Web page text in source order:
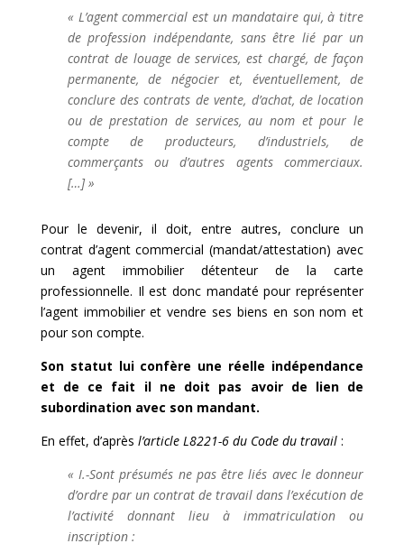
« L’agent commercial est un mandataire qui, à titre
de profession indépendante, sans être lié par un
contrat de louage de services, est chargé, de façon
permanente, de négocier et, éventuellement, de
conclure des contrats de vente, d’achat, de location
ou de prestation de services, au nom et pour le
compte de producteurs, d’industriels, de
commerçants ou d’autres agents commerciaux.
[…] »
Pour le devenir, il doit, entre autres, conclure un
contrat d’agent commercial (mandat/attestation) avec
un agent immobilier détenteur de la carte
professionnelle. Il est donc mandaté pour représenter
l’agent immobilier et vendre ses biens en son nom et
pour son compte.
Son statut lui confère une réelle indépendance
et de ce fait il ne doit pas avoir de lien de
subordination avec son mandant.
En effet, d’après l’article L8221-6 du Code du travail:
« I.-Sont présumés ne pas être liés avec le donneur
d’ordre par un contrat de travail dans l’exécution de
l’activité donnant lieu à immatriculation ou
inscription :